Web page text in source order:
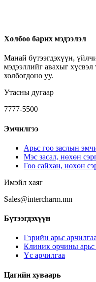
ELOS
Үсний үйлчилгээ
Эмэгтэй үс
Өөх соруулах мэс засал
Мэс ажилбарууд
Ботокс
Холбоо барих мэдээлэл
Манай бүтээгдэхүүн,
мэдээллийг авахыг
холбогдоно уу.
Утасны дугаар
7777-5500
Эмчилгээ
Арьс гоо заслын
Мэс засал, нөхөн
Гоо сайхан, нөхөн
Имэйл хаяг
Sales@intercharm.mn
Бүтээгдэхүүн
Гэрийн арьс арчилгаа
Клиник орчины арьс
Үс арчилгаа
Цагийн хуваарь